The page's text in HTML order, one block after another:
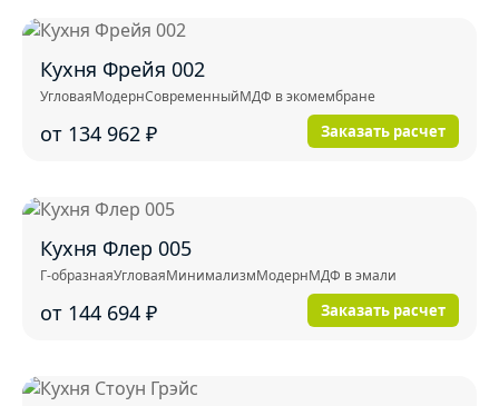
Кухня Фрейя 002
УгловаяМодернСовременныйМДФ в экомембране
от 134 962 ₽ Заказать расчет
Кухня Флер 005
Г-образнаяУгловаяМинимализмМодернМДФ в эмали
от 144 694 ₽ Заказать расчет